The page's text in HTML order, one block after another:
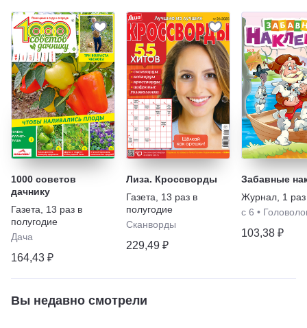
1000 советов
дачнику
Газета
13 раз в
полугодие
Дача
164,43 ₽
Лиза. Кроссворды
Газета
13 раз в
полугодие
Сканворды
229,49 ₽
Забавные
Журнал 1
с 6 •
103,38 ₽
Вы недавно смотрели